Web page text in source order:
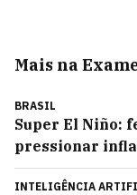
Mais na
BRASIL
Super El Niño:
pressionar
INTELIGÊNCIA